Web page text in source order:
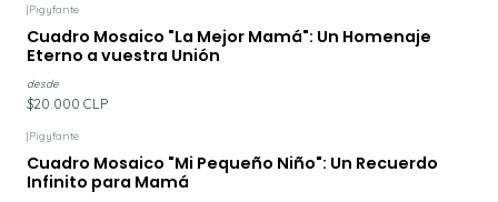
|Pigyfante
Cuadro Mosaico "La Mejor Mamá": Un Homenaje
Eterno a vuestra Unión
desde
$20.000 CLP
|Pigyfante
Cuadro Mosaico "Mi Pequeño Niño": Un Recuerdo
Infinito para Mamá